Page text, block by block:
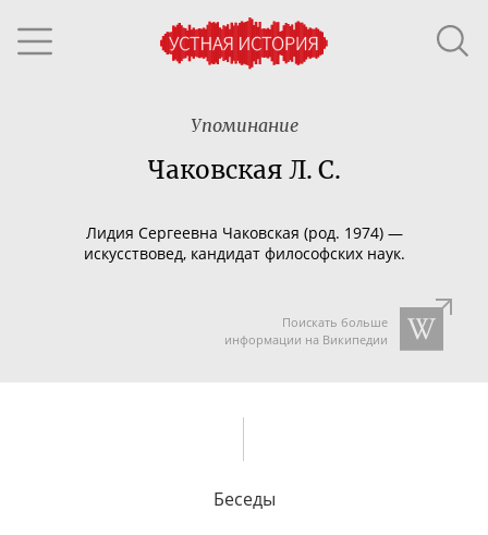
Упоминание
Чаковская Л. С.
Лидия Сергеевна Чаковская (род. 1974) —
искусствовед, кандидат философских наук.
Поискать больше
информации на Википедии
Беседы